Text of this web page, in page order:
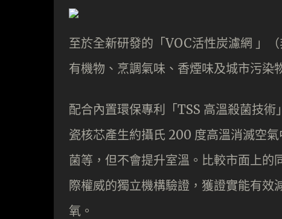
至於全新研發的「VOC活性炭濾網 」
有機物、烹調氣味、香煙味及城市污染
配合內置環保專利「TSS 高溫殺菌
瓷核芯產生約攝氏 200 度高溫消滅空
菌等，但不會提升室溫。比較市面上
際權威的獨立機構驗證，獲證實能有
氧。